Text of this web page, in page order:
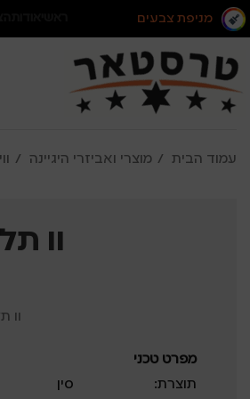
מניפת צבעים
עמוד הבית מוצרי ואביזרי היגיינה
וו
וו
מפרט טכני
תוצרת:
סין